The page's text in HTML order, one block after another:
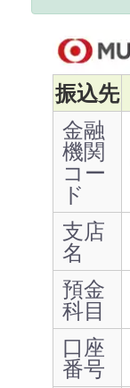
振込先
金融
機関
コー
ド
支店
名
預金
科目
口座
番号